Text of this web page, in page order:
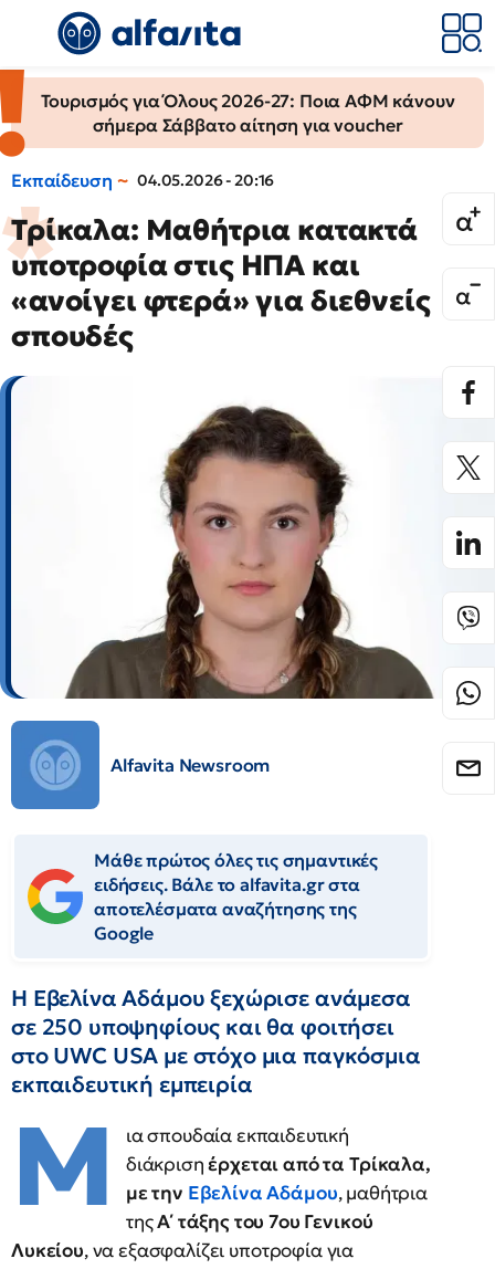
Τουρισμός για Όλους 2026-27: Ποια ΑΦΜ κάνουν
σήμερα Σάββατο αίτηση για voucher
Εκπαίδευση 04.05.2026 - 20:16
Τρίκαλα: Μαθήτρια κατακτά
υποτροφία στις ΗΠΑ και
«ανοίγει φτερά» για διεθνείς
σπουδές
Alfavita Newsroom
Μάθε πρώτος όλες τις σημαντικές
ειδήσεις. Βάλε το alfavita.gr στα
αποτελέσματα αναζήτησης της
Google
Η Εβελίνα Αδάμου ξεχώρισε ανάμεσα
σε 250 υποψηφίους και θα φοιτήσει
στο UWC USA με στόχο μια παγκόσμια
εκπαιδευτική εμπειρία
Μ
ια σπουδαία εκπαιδευτική
διάκρισηέρχεται από τα Τρίκαλα,
με την Εβελίνα Αδάμου, μαθήτρια
τηςΑ΄ τάξης του 7ου Γενικού
Λυκείου, να εξασφαλίζει υποτροφία για